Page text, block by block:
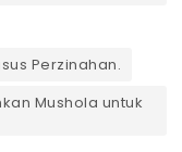
Perzinahan.
Mushola untuk